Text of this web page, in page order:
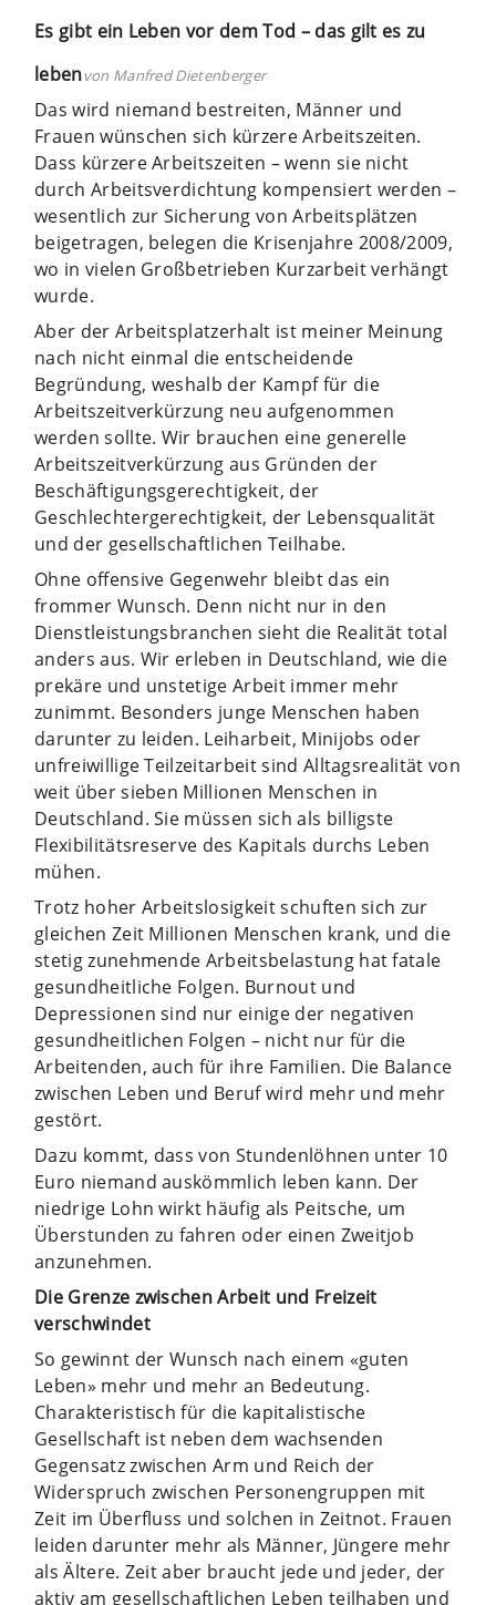
Es gibt ein Leben vor dem Tod – das gilt es zu
lebenvon Manfred Dietenberger
Das wird niemand bestreiten, Männer und
Frauen wünschen sich kürzere Arbeitszeiten.
Dass kürzere Arbeitszeiten – wenn sie nicht
durch Arbeitsverdichtung kompensiert werden –
wesentlich zur Sicherung von Arbeitsplätzen
beigetragen, belegen die Krisenjahre 2008/2009,
wo in vielen Großbetrieben Kurzarbeit verhängt
wurde.
Aber der Arbeitsplatzerhalt ist meiner Meinung
nach nicht einmal die entscheidende
Begründung, weshalb der Kampf für die
Arbeitszeitverkürzung neu aufgenommen
werden sollte. Wir brauchen eine generelle
Arbeitszeitverkürzung aus Gründen der
Beschäftigungsgerechtigkeit, der
Geschlechtergerechtigkeit, der Lebensqualität
und der gesellschaftlichen Teilhabe.
Ohne offensive Gegenwehr bleibt das ein
frommer Wunsch. Denn nicht nur in den
Dienstleistungsbranchen sieht die Realität total
anders aus. Wir erleben in Deutschland, wie die
prekäre und unstetige Arbeit immer mehr
zunimmt. Besonders junge Menschen haben
darunter zu leiden. Leiharbeit, Minijobs oder
unfreiwillige Teilzeitarbeit sind Alltagsrealität von
weit über sieben Millionen Menschen in
Deutschland. Sie müssen sich als billigste
Flexibilitätsreserve des Kapitals durchs Leben
mühen.
Trotz hoher Arbeitslosigkeit schuften sich zur
gleichen Zeit Millionen Menschen krank, und die
stetig zunehmende Arbeitsbelastung hat fatale
gesundheitliche Folgen. Burnout und
Depressionen sind nur einige der negativen
gesundheitlichen Folgen – nicht nur für die
Arbeitenden, auch für ihre Familien. Die Balance
zwischen Leben und Beruf wird mehr und mehr
gestört.
Dazu kommt, dass von Stundenlöhnen unter 10
Euro niemand auskömmlich leben kann. Der
niedrige Lohn wirkt häufig als Peitsche, um
Überstunden zu fahren oder einen Zweitjob
anzunehmen.
Die Grenze zwischen Arbeit und Freizeit
verschwindet
So gewinnt der Wunsch nach einem «guten
Leben» mehr und mehr an Bedeutung.
Charakteristisch für die kapitalistische
Gesellschaft ist neben dem wachsenden
Gegensatz zwischen Arm und Reich der
Widerspruch zwischen Personengruppen mit
Zeit im Überfluss und solchen in Zeitnot. Frauen
leiden darunter mehr als Männer, Jüngere mehr
als Ältere. Zeit aber braucht jede und jeder, der
aktiv am gesellschaftlichen Leben teilhaben und